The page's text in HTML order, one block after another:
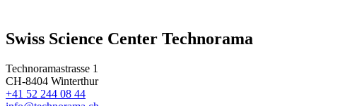
Swiss Science Center Technorama
Technoramastrasse 1
CH-8404 Winterthur
+41 52 244 08 44